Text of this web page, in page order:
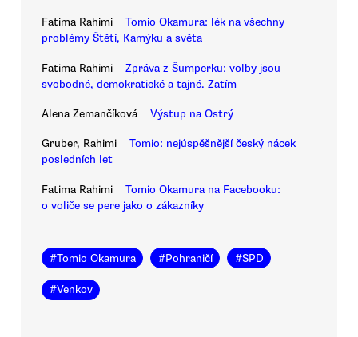
Fatima Rahimi
Tomio Okamura: lék na všechny
problémy Štětí, Kamýku a světa
Fatima Rahimi
Zpráva z Šumperku: volby jsou
svobodné, demokratické a tajné. Zatím
Alena Zemančíková Výstup na Ostrý
Gruber, Rahimi
Tomio: nejúspěšnější český nácek
posledních let
Fatima Rahimi
Tomio Okamura na Facebooku:
o voliče se pere jako o zákazníky
#Tomio Okamura #Pohraničí #SPD
#Venkov